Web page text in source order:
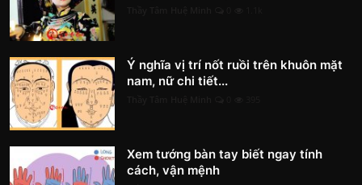
Ý nghĩa vị trí nốt ruồi trên khuôn mặt
nam, nữ chi tiết...
Xem tướng bàn tay biết ngay tính
cách, vận mệnh